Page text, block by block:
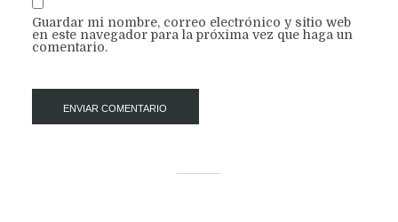
Guardar mi nombre, correo electrónico y sitio web
en este navegador para la próxima vez que haga un
comentario.